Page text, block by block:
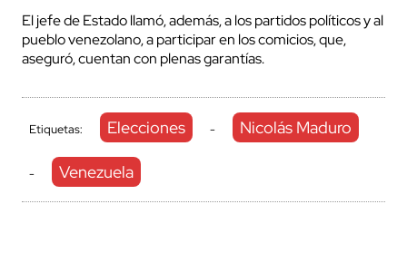
El jefe de Estado llamó, además, a los partidos políticos y al
pueblo venezolano, a participar en los comicios, que,
aseguró, cuentan con plenas garantías.
Etiquetas: Elecciones - Nicolás Maduro
- Venezuela